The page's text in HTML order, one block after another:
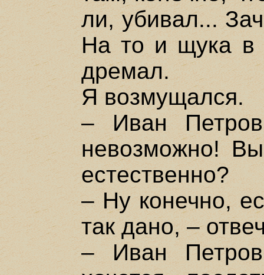
ли, убивал...
На то и щука в
дремал.
Я возмущался.
– Иван
невозможно!
естественно?
– Ну конечно,
так дано, –
– Иван